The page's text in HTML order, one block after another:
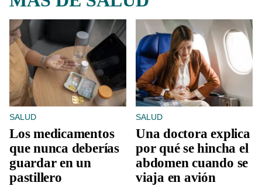
SALUD
Los medicamentos
que nunca deberías
guardar en un
pastillero
SALUD
Una doctora explica
por qué se hincha el
abdomen cuando se
viaja en avión